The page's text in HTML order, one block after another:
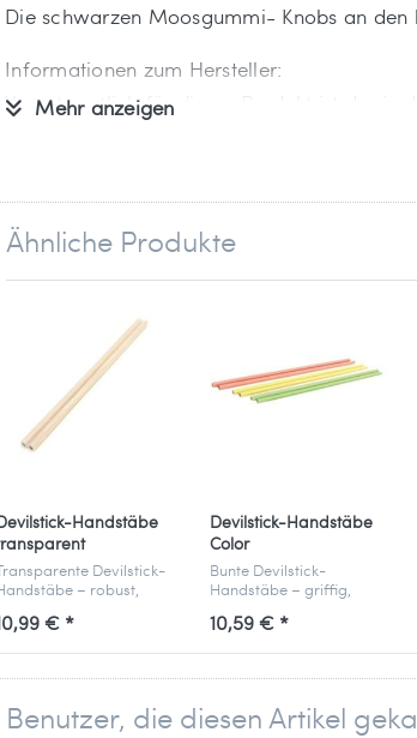
Die schwarzen Moosgummi- Knobs an
Informationen zum Hersteller:
Verantwortlich für dieses Produkt ist der in
Marc Rüger
Stockder Str. 23
info[at]ballaballa.de
Mehr anzeigen
Ähnliche Produkte
Handstäbe
Devilstick-
– robust,
und
€ *
Devilstick-Handstäbe
Color
Bunte Devilstick-
Handstäbe – griffig,
Flowersticks und
10,59 € *
Benutzer, die diesen Artikel